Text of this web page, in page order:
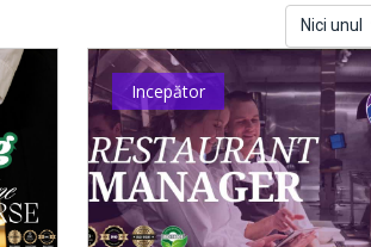
Nici unul
Incepător